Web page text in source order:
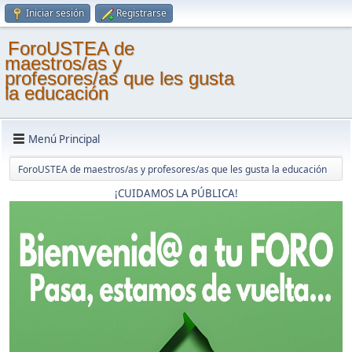
Iniciar sesión Registrarse
ForoUSTEA de
maestros/as y
profesores/as que les gusta
la educación
Menú Principal
ForoUSTEA de maestros/as y profesores/as que les gusta la educación
¡CUIDAMOS LA PÚBLICA!